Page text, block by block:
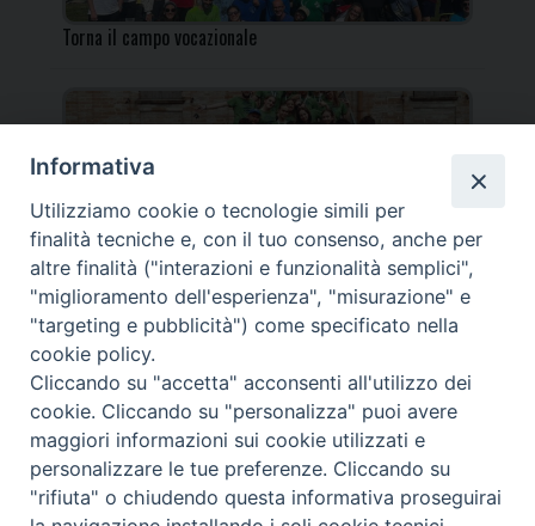
Torna il campo vocazionale
Torna il Campo Missionario Diocesano
_____________________________________________________
_____________________________
DIOCESI DI FANO FOSSOMBRONE CAGLI PERGOLA | Via Roma,
118 - 61032 FANO (PU) |
Tel. 0721 803737 o 826044 | Cod. Fiscale 90003900413
Note legali| Privacy
Informativa
Utilizziamo cookie o tecnologie simili per
finalità tecniche e, con il tuo consenso, anche per
altre finalità ("interazioni e funzionalità semplici",
"miglioramento dell'esperienza", "misurazione" e
"targeting e pubblicità") come specificato nella
cookie policy.
Cliccando su "accetta" acconsenti all'utilizzo dei
cookie. Cliccando su "personalizza" puoi avere
maggiori informazioni sui cookie utilizzati e
personalizzare le tue preferenze. Cliccando su
"rifiuta" o chiudendo questa informativa proseguirai